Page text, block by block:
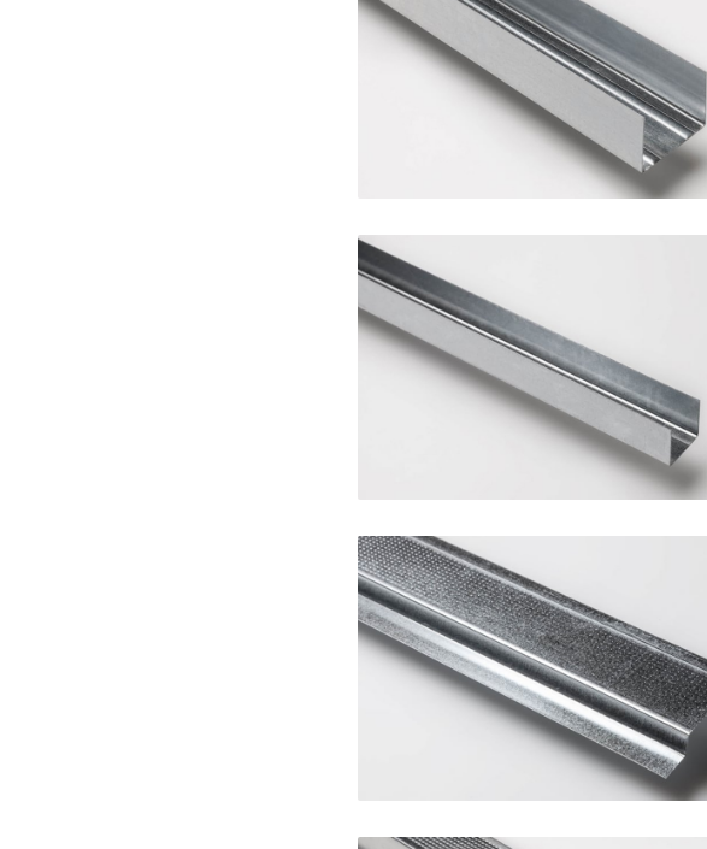
Guida STANDARD 50
SINIAT
Guida per Controsoffitti
SINIAT
Profilo Omega 15
SINIAT